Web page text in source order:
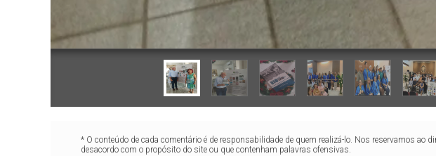
* O conteúdo de cada comentário é de responsabilidade de quem realizá-lo. Nos reservamos ao
desacordo com o propósito do site ou que contenham palavras ofensivas.